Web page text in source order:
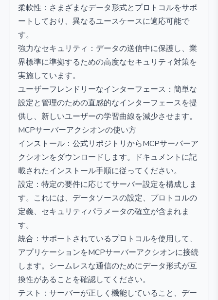
柔軟性：さまざまなデータ形式とプロトコルをサポ
ートしており、異なるユースケースに適応可能で
す。
強力なセキュリティ：データの送信中に保護し、業
界標準に準拠するための高度なセキュリティ対策を
実施しています。
ユーザーフレンドリーなインターフェース：簡単な
設定と管理のための直感的なインターフェースを提
供し、新しいユーザーの学習曲線を減少させます。
MCPサーバーアクシオンの使い方
インストール：公式リポジトリからMCPサーバーア
クシオンをダウンロードします。ドキュメントに記
載されたインストール手順に従ってください。
設定：特定の要件に応じてサーバー設定を構成しま
す。これには、データソースの設定、プロトコルの
定義、セキュリティパラメータの確立が含まれま
す。
統合：サポートされているプロトコルを使用して、
アプリケーションをMCPサーバーアクシオンに接続
します。シームレスな通信のためにデータ形式が互
換性があることを確認してください。
テスト：サーバーが正しく機能していること、デー